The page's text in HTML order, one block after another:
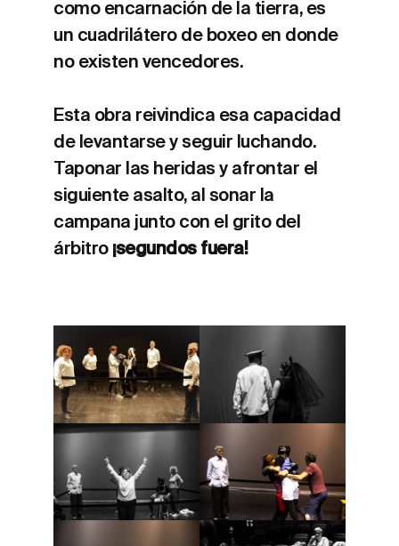
como encarnación de la tierra, es
un cuadrilátero de boxeo en donde
no existen vencedores.
Esta obra reivindica esa capacidad
de levantarse y seguir luchando.
Taponar las heridas y afrontar el
siguiente asalto, al sonar la
campana junto con el grito del
árbitro ¡segundos fuera!